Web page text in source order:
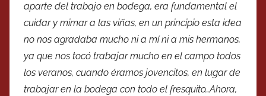
aparte del trabajo en bodega, era fundamental el
cuidar y mimar a las viñas, en un principio esta idea
no nos agradaba mucho ni a mí ni a mis hermanos,
ya que nos tocó trabajar mucho en el campo todos
los veranos, cuando éramos jovencitos, en lugar de
trabajar en la bodega con todo el fresquito…Ahora,